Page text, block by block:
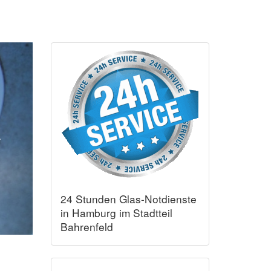
24 Stunden Glas-Notdienste
in Hamburg im Stadtteil
Bahrenfeld